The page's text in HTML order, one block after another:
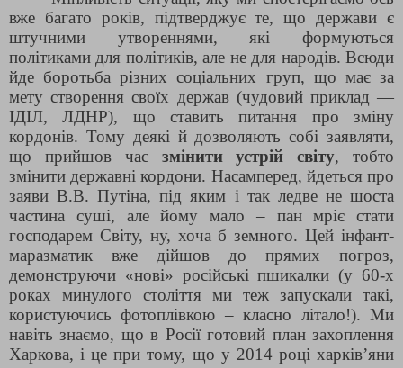
вже багато років, підтверджує те, що держави є
штучними утвореннями, які формуються
політиками для політиків, але не для народів. Всюди
йде боротьба різних соціальних груп, що має за
мету створення своїх держав (чудовий приклад —
ІДІЛ, ЛДНР), що ставить питання про зміну
кордонів. Тому деякі й дозволяють собі заявляти,
що прийшов час змінити устрій світу, тобто
змінити державні кордони. Насамперед, йдеться про
заяви В.В. Путіна, під яким і так ледве не шоста
частина суші, але йому мало – пан мріє стати
господарем Світу, ну, хоча б земного. Цей інфант-
маразматик вже дійшов до прямих погроз,
демонструючи «нові» російські пшикалки (у 60-х
роках минулого століття ми теж запускали такі,
користуючись фотоплівкою – класно літало!). Ми
навіть знаємо, що в Росії готовий план захоплення
Харкова, і це при тому, що у 2014 році харків’яни